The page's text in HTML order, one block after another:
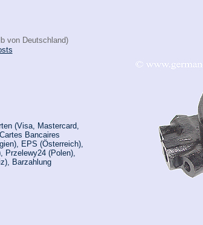
von Deutschland)
(Visa, Mastercard,
Bancaires
EPS (Österreich),
Przelewy24 (Polen),
Barzahlung